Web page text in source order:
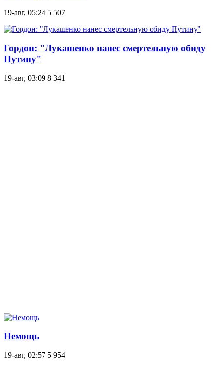
19-авг, 05:24 5 507
Гордон: "Лукашенко нанес смертельную обиду
Путину"
19-авг, 03:09 8 341
Немощь
19-авг, 02:57 5 954